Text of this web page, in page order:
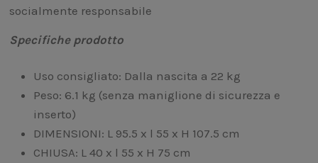
socialmente responsabile
Specifiche prodotto
Uso consigliato: Dalla nascita a 22 kg
Peso: 6.1 kg (senza maniglione di sicurezza e
inserto)
DIMENSIONI: L 95.5 x l 55 x H 107.5 cm
CHIUSA: L 40 x l 55 x H 75 cm